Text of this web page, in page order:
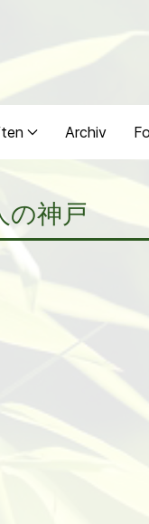
Archiv
の神戸